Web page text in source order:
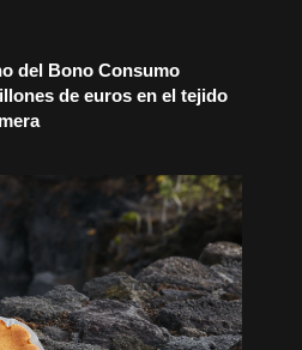
del Bono Consumo
de euros en el tejido